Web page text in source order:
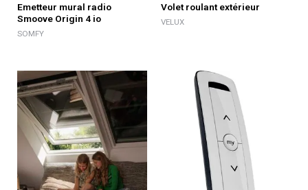
Emetteur mural radio
Smoove Origin 4 io
SOMFY
Volet roulant extérieur
VELUX